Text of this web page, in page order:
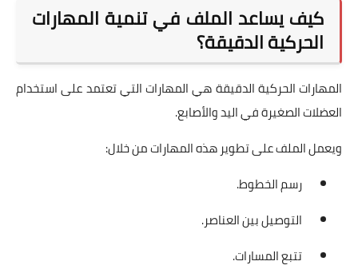
كيف يساعد الملف في تنمية المهارات
الحركية الدقيقة؟
المهارات الحركية الدقيقة هي المهارات التي تعتمد على استخدام
العضلات الصغيرة في اليد والأصابع.
ويعمل الملف على تطوير هذه المهارات من خلال:
رسم الخطوط.
التوصيل بين العناصر.
تتبع المسارات.